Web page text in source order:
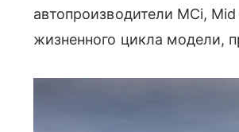
автопроизводители MCi,
жизненного цикла модели,